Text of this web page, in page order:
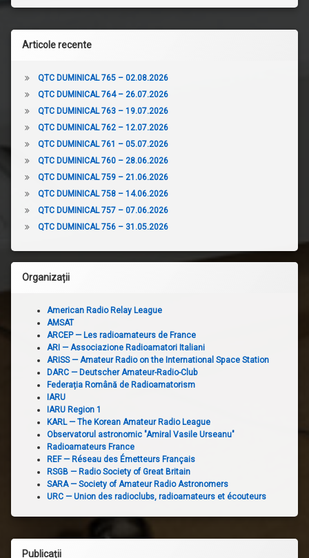
Articole recente
QTC DUMINICAL 765 – 02.08.2026
QTC DUMINICAL 764 – 26.07.2026
QTC DUMINICAL 763 – 19.07.2026
QTC DUMINICAL 762 – 12.07.2026
QTC DUMINICAL 761 – 05.07.2026
QTC DUMINICAL 760 – 28.06.2026
QTC DUMINICAL 759 – 21.06.2026
QTC DUMINICAL 758 – 14.06.2026
QTC DUMINICAL 757 – 07.06.2026
QTC DUMINICAL 756 – 31.05.2026
Organizații
American Radio Relay League
AMSAT
ARCEP — Les radioamateurs de France
ARI — Associazione Radioamatori Italiani
ARISS — Amateur Radio on the International Space Station
DARC — Deutscher Amateur-Radio-Club
Federația Română de Radioamatorism
IARU
IARU Region 1
KARL — The Korean Amateur Radio League
Observatorul astronomic "Amiral Vasile Urseanu"
Radioamateurs France
REF — Réseau des Émetteurs Français
RSGB — Radio Society of Great Britain
SARA — Society of Amateur Radio Astronomers
URC — Union des radioclubs, radioamateurs et écouteurs
Publicații